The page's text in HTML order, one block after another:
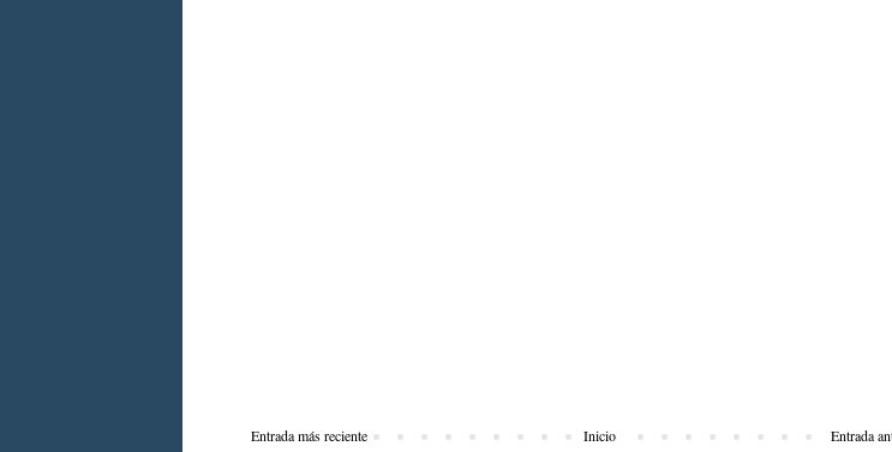
Entrada más reciente Entrada
Inicio